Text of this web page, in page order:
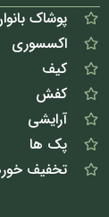
پوشاک
اکسسوری
کیف
کفش
آرایشی
پک ها
تخفیف